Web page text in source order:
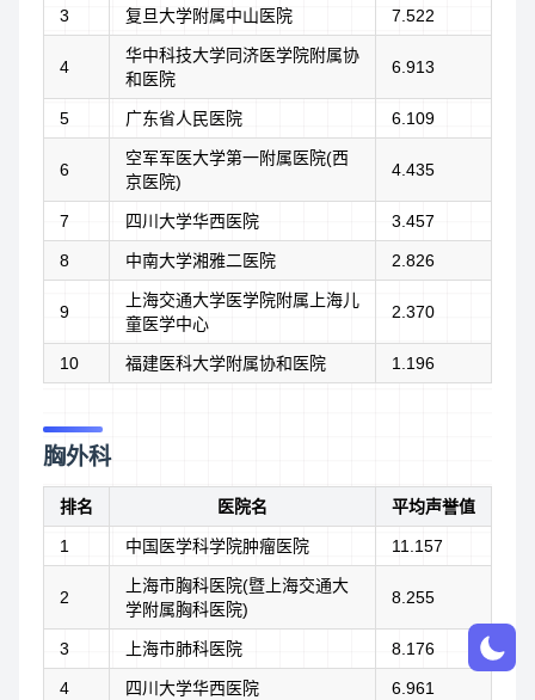
3 复旦大学附属中山医院 7.522
4
华中科技大学同济医学院附属协
和医院
6.913
5 广东省人民医院 6.109
6
空军军医大学第一附属医院(西
京医院)
4.435
7 四川大学华西医院 3.457
8 中南大学湘雅二医院 2.826
9
上海交通大学医学院附属上海儿
童医学中心
2.370
10 福建医科大学附属协和医院 1.196
胸外科
排名 医院名 平均声誉值
1 中国医学科学院肿瘤医院 11.157
2
上海市胸科医院(暨上海交通大
学附属胸科医院)
8.255
3 上海市肺科医院 8.176
4 四川大学华西医院 6.961